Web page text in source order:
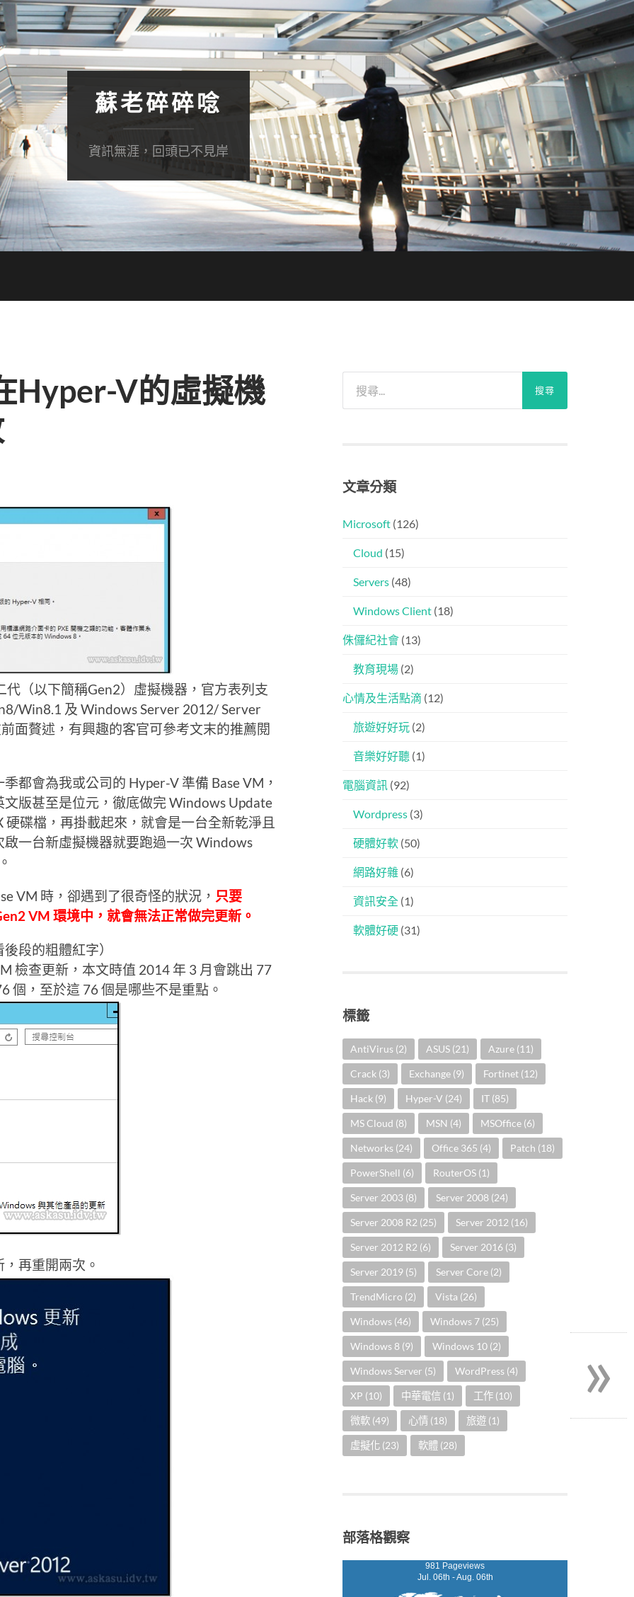
蘇老碎碎唸
資訊無涯，回頭已不見岸
Hyper-V的虛擬機
（以下簡稱Gen2）虛擬機器，官方表列支
Win8.1 及 Windows Server 2012/ Server
面贅述，有興趣的客官可參考文末的推薦閱
都會為我或公司的 Hyper-V 準備 Base VM，
版甚至是位元，徹底做完 Windows Update
碟檔，再掛載起來，就會是一台全新乾淨且
一台新虛擬機器就要跑過一次 Windows
VM 時，卻遇到了很奇怪的狀況， 只要
VM 環境中，就會無法正常做完更新。
段的粗體紅字）
檢查更新，本文時值 2014 年 3 月會跳出 77
個，至於這 76 個是哪些不是重點。
再重開兩次。
關
文章分類
Microsoft (126)
Cloud (15)
Servers (48)
Windows Client (18)
侏儸紀社會 (13)
教育現場 (2)
心情及生活點滴 (12)
旅遊好好玩 (2)
音樂好好聽 (1)
電腦資訊 (92)
Wordpress (3)
硬體好軟 (50)
網路好雜 (6)
資訊安全 (1)
軟體好硬 (31)
標籤
AntiVirus (2) ASUS (21) Azure (11)
Crack (3) Exchange (9) Fortinet (12)
Hack (9) Hyper-V (24) IT (85)
MS Cloud (8) MSN (4) MSOffice (6)
Networks (24) Office 365 (4) Patch (18)
PowerShell (6) RouterOS (1)
Server 2003 (8) Server 2008 (24)
Server 2008 R2 (25) Server 2012 (16)
Server 2012 R2 (6) Server 2016 (3)
Server 2019 (5) Server Core (2)
TrendMicro (2) Vista (26)
Windows (46) Windows 7 (25)
Windows 8 (9) Windows 10 (2)
Windows Server (5) WordPress (4)
XP (10) 中華電信 (1) 工作 (10)
微軟 (49) 心情 (18) 旅遊 (1)
虛擬化 (23) 軟體 (28)
部落格觀察
981 Pageviews
Jul. 06th - Aug. 06th
»